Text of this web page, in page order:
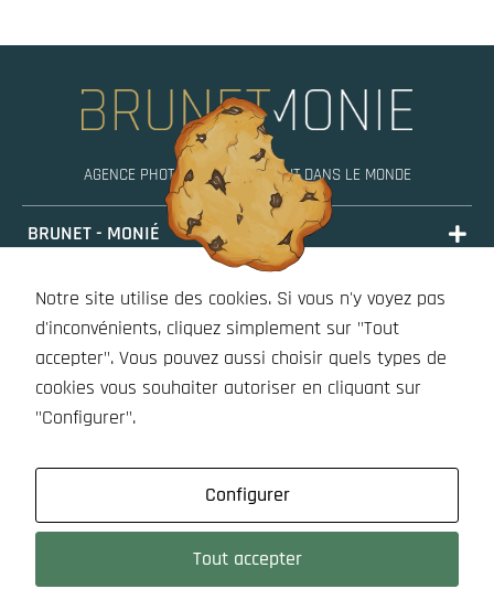
AGENCE PHOTO, MOBILE PARTOUT DANS LE MONDE
BRUNET - MONIÉ
STORIES
BOUTIQUE (À VENIR)
OUTILS
Notre site utilise des cookies. Si vous n'y voyez pas
d'inconvénients, cliquez simplement sur "Tout
accepter". Vous pouvez aussi choisir quels types de
cookies vous souhaiter autoriser en cliquant sur
"Configurer".
Configurer
Tout accepter